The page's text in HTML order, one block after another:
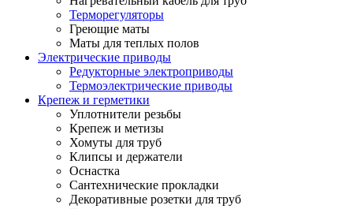
Терморегуляторы
Греющие маты
Маты для теплых полов
Электрические приводы
Редукторные электроприводы
Термоэлектрические приводы
Крепеж и герметики
Уплотнители резьбы
Крепеж и метизы
Хомуты для труб
Клипсы и держатели
Оснастка
Сантехнические прокладки
Декоративные розетки для труб